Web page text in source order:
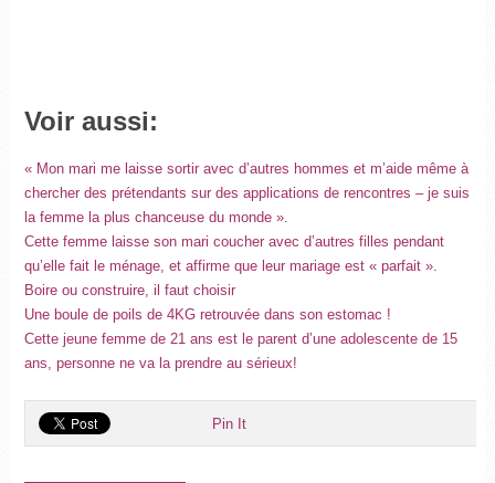
Voir aussi:
« Mon mari me laisse sortir avec d’autres hommes et m’aide même à
chercher des prétendants sur des applications de rencontres – je suis
la femme la plus chanceuse du monde ».
Cette femme laisse son mari coucher avec d’autres filles pendant
qu’elle fait le ménage, et affirme que leur mariage est « parfait ».
Boire ou construire, il faut choisir
Une boule de poils de 4KG retrouvée dans son estomac !
Cette jeune femme de 21 ans est le parent d’une adolescente de 15
ans, personne ne va la prendre au sérieux!
Pin It